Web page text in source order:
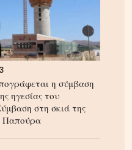
η σύμβαση
ηγεσίας του
στη σκιά της
Παπούρα